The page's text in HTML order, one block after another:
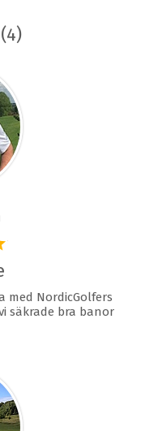
med NordicGolfers
säkrade bra banor